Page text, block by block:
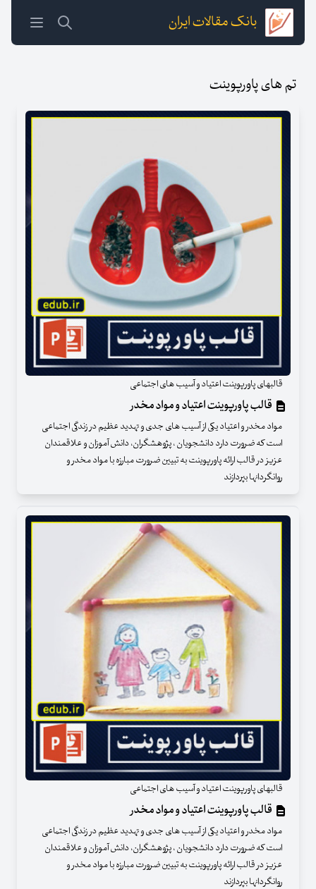
بانک مقالات ایران
تم های پاورپوینت
قالبهای پاورپوینت اعتیاد و آسیب های اجتماعی
قالب پاورپوینت اعتیاد و مواد مخدر
مواد مخدر و اعتیاد یکی از آسیب های جدی و تهدید عظیم در زندگی اجتماعی
است که ضرورت دارد دانشجویان ، پژوهشگران، دانش آموزان و علاقمندان
عزیز در قالب ارائه پاورپوینت به تبیین ضرورت مبارزه با مواد مخدر و
روانگردانها بپردازند
قالبهای پاورپوینت اعتیاد و آسیب های اجتماعی
قالب پاورپوینت اعتیاد و مواد مخدر
مواد مخدر و اعتیاد یکی از آسیب های جدی و تهدید عظیم در زندگی اجتماعی
است که ضرورت دارد دانشجویان ، پژوهشگران، دانش آموزان و علاقمندان
عزیز در قالب ارائه پاورپوینت به تبیین ضرورت مبارزه با مواد مخدر و
روانگردانها بپردازند